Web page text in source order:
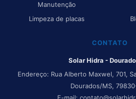
Manutenção
Limpeza de placas
CONTATO
Solar Hidra -
Endereço: Rua Alberto Maxwel, 701,
Dourados/MS,